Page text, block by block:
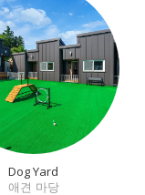
Dog Yard
애견 마당